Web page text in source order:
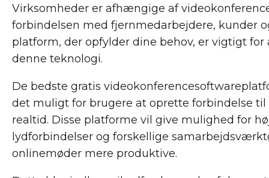
Virksomheder er afhængige af
forbindelsen med fjernmedarbejdere, kunder
platform, der opfylder dine behov, er vigtigt
denne teknologi.
De bedste gratis
det muligt for brugere at oprette forbindelse til
realtid. Disse platforme vil give mulighed for
lydforbindelser og forskellige
onlinemøder mere produktive.